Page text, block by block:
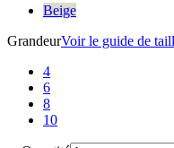
Beige
GrandeurVoir le guide de
4
6
8
10